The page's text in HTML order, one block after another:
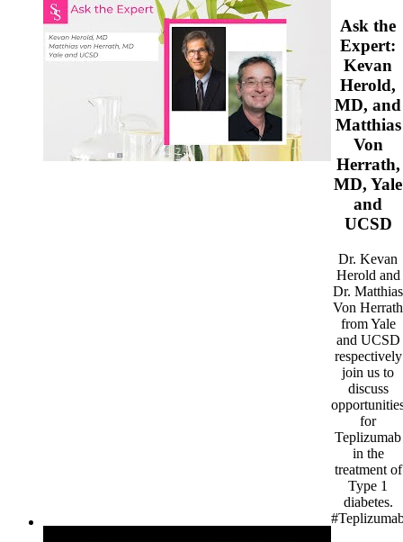
Ask the
Expert:
Kevan
Herold,
MD, and
Matthias
Von
Herrath,
MD, Yale
and
UCSD
Dr. Kevan
Herold and
Dr. Matthias
Von Herrath
from Yale
and UCSD
respectively
join us to
discuss
for
Teplizumab
in the
treatment of
Type 1
diabetes.